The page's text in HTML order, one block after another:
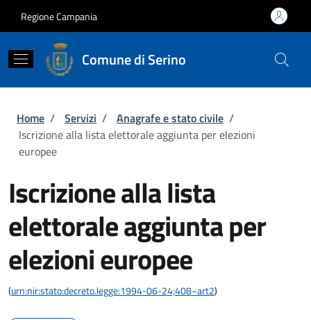
Regione Campania
Comune di Serino
Briciole di pane
Home / Servizi / Anagrafe e stato civile /
Iscrizione alla lista elettorale aggiunta per elezioni
europee
Iscrizione alla lista
elettorale aggiunta per
elezioni europee
(urn:nir:stato:decreto.legge:1994-06-24;408~art2)